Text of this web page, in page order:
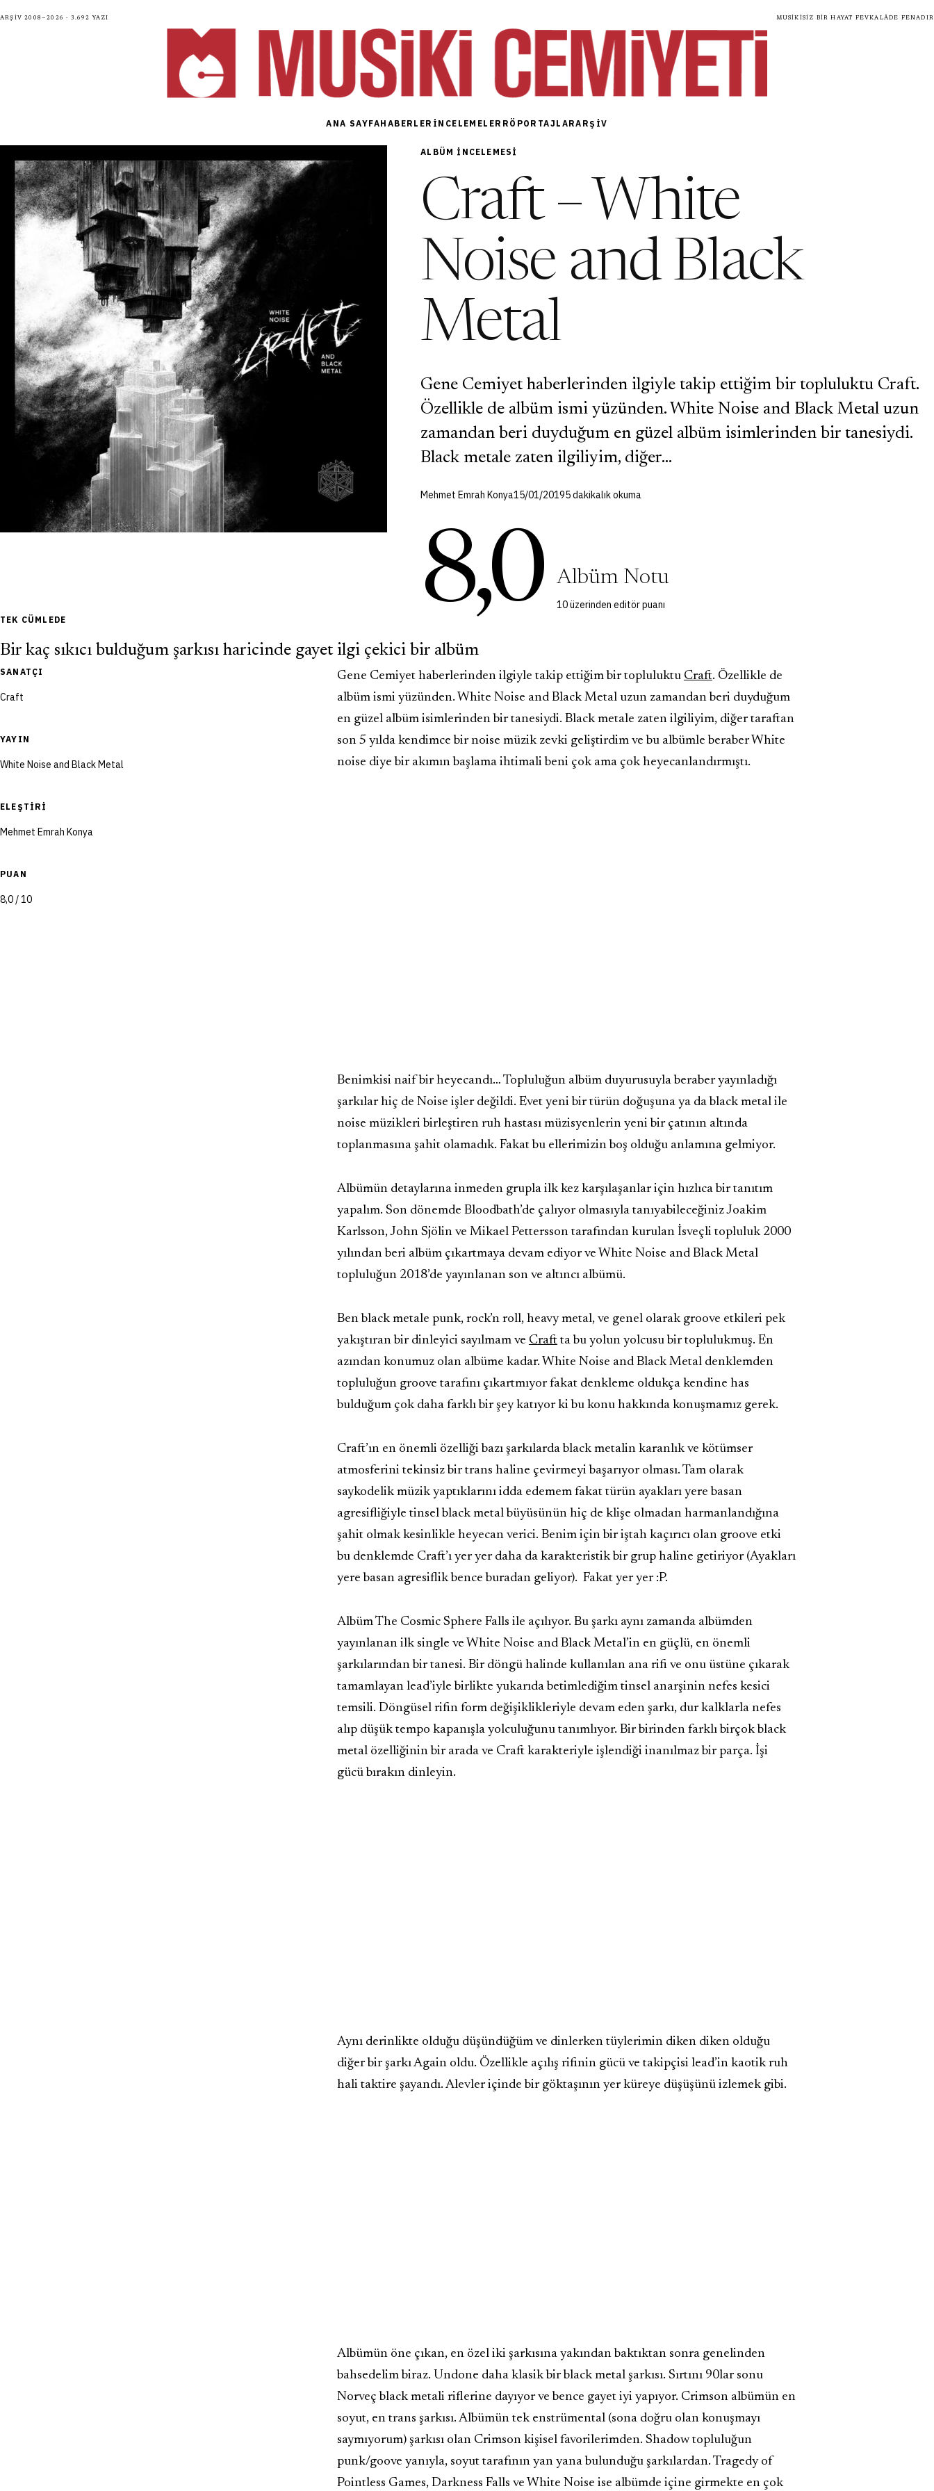
Arşiv 2008—2026 · 3.692 yazı Musikisiz bir hayat fevkalâde fenadır
ANA SAYFAHABERLER İNCELEMELER RÖPORTAJLARARŞIV
ALBÜM INCELEMESI
Craft – White
Noise and Black
Metal
Gene Cemiyet haberlerinden ilgiyle takip ettiğim bir topluluktu Craft.
Özellikle de albüm ismi yüzünden. White Noise and Black Metal uzun
zamandan beri duyduğum en güzel albüm isimlerinden bir tanesiydi.
Black metale zaten ilgiliyim, diğer…
Mehmet Emrah Konya15/01/20195 dakikalık okuma
8,0 Albüm Notu
10 üzerinden editör puanı
TEK CÜMLEDE
Bir kaç sıkıcı bulduğum şarkısı haricinde gayet ilgi çekici bir albüm
SANATÇI
Craft
YAYIN
White Noise and Black Metal
ELEŞTIRI
Mehmet Emrah Konya
PUAN
8,0 / 10
Gene Cemiyet haberlerinden ilgiyle takip ettiğim bir topluluktu Craft. Özellikle de
albüm ismi yüzünden. White Noise and Black Metal uzun zamandan beri duyduğum
en güzel albüm isimlerinden bir tanesiydi. Black metale zaten ilgiliyim, diğer taraftan
son 5 yılda kendimce bir noise müzik zevki geliştirdim ve bu albümle beraber White
noise diye bir akımın başlama ihtimali beni çok ama çok heyecanlandırmıştı.
Benimkisi naif bir heyecandı… Topluluğun albüm duyurusuyla beraber yayınladığı
şarkılar hiç de Noise işler değildi. Evet yeni bir türün doğuşuna ya da black metal ile
noise müzikleri birleştiren ruh hastası müzisyenlerin yeni bir çatının altında
toplanmasına şahit olamadık. Fakat bu ellerimizin boş olduğu anlamına gelmiyor.
Albümün detaylarına inmeden grupla ilk kez karşılaşanlar için hızlıca bir tanıtım
yapalım. Son dönemde Bloodbath’de çalıyor olmasıyla tanıyabileceğiniz Joakim
Karlsson, John Sjölin ve Mikael Pettersson tarafından kurulan İsveçli topluluk 2000
yılından beri albüm çıkartmaya devam ediyor ve White Noise and Black Metal
topluluğun 2018’de yayınlanan son ve altıncı albümü.
Ben black metale punk, rock’n roll, heavy metal, ve genel olarak groove etkileri pek
yakıştıran bir dinleyici sayılmam ve Craftta bu yolun yolcusu bir toplulukmuş. En
azından konumuz olan albüme kadar. White Noise and Black Metal denklemden
topluluğun groove tarafını çıkartmıyor fakat denkleme oldukça kendine has
bulduğum çok daha farklı bir şey katıyor ki bu konu hakkında konuşmamız gerek.
Craft’ın en önemli özelliği bazı şarkılarda black metalin karanlık ve kötümser
atmosferini tekinsiz bir trans haline çevirmeyi başarıyor olması. Tam olarak
saykodelik müzik yaptıklarını idda edemem fakat türün ayakları yere basan
agresifliğiyle tinsel black metal büyüsünün hiç de klişe olmadan harmanlandığına
şahit olmak kesinlikle heyecan verici. Benim için bir iştah kaçırıcı olan groove etki
bu denklemde Craft’ı yer yer daha da karakteristik bir grup haline getiriyor (Ayakları
yere basan agresiflik bence buradan geliyor). Fakat yer yer :P.
Albüm The Cosmic Sphere Falls ile açılıyor. Bu şarkı aynı zamanda albümden
yayınlanan ilk single ve White Noise and Black Metal’in en güçlü, en önemli
şarkılarından bir tanesi. Bir döngü halinde kullanılan ana rifi ve onu üstüne çıkarak
tamamlayan lead’iyle birlikte yukarıda betimlediğim tinsel anarşinin nefes kesici
temsili. Döngüsel rifin form değişiklikleriyle devam eden şarkı, dur kalklarla nefes
alıp düşük tempo kapanışla yolculuğunu tanımlıyor. Bir birinden farklı birçok black
metal özelliğinin bir arada ve Craft karakteriyle işlendiği inanılmaz bir parça. İşi
gücü bırakın dinleyin.
Aynı derinlikte olduğu düşündüğüm ve dinlerken tüylerimin diken diken olduğu
diğer bir şarkı Again oldu. Özellikle açılış rifinin gücü ve takipçisi lead’in kaotik ruh
hali taktire şayandı. Alevler içinde bir göktaşının yer küreye düşüşünü izlemek gibi.
Albümün öne çıkan, en özel iki şarkısına yakından baktıktan sonra genelinden
bahsedelim biraz. Undone daha klasik bir black metal şarkısı. Sırtını 90lar sonu
Norveç black metali riflerine dayıyor ve bence gayet iyi yapıyor. Crimson albümün en
soyut, en trans şarkısı. Albümün tek enstrümental (sona doğru olan konuşmayı
saymıyorum) şarkısı olan Crimson kişisel favorilerimden. Shadow topluluğun
punk/goove yanıyla, soyut tarafının yan yana bulunduğu şarkılardan. Tragedy of
Pointless Games, Darkness Falls ve White Noise ise albümde içine girmekte en çok